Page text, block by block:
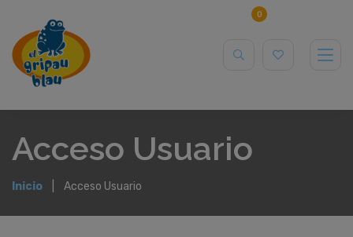
0
Acceso Usuario
Inicio Acceso Usuario